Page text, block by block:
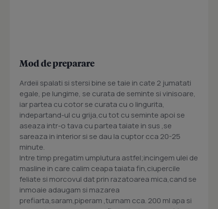
Mod de preparare
Ardeii spalati si stersi bine se taie in cate 2 jumatati
egale, pe lungime, se curata de seminte si vinisoare,
iar partea cu cotor se curata cu o lingurita,
indepartand-ul cu grija,cu tot cu seminte apoi se
aseaza intr-o tava cu partea taiate in sus ,se
sareaza in interior si se dau la cuptor cca 20-25
minute.
Intre timp pregatim umplutura astfel;incingem ulei de
masline in care calim ceapa taiata fin,ciupercile
feliate si morcovul dat prin razatoarea mica,cand se
inmoaie adaugam si mazarea
prefiarta,saram,piperam ,turnam cca. 200 ml apa si